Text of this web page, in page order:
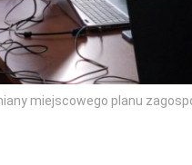
miejscowego planu